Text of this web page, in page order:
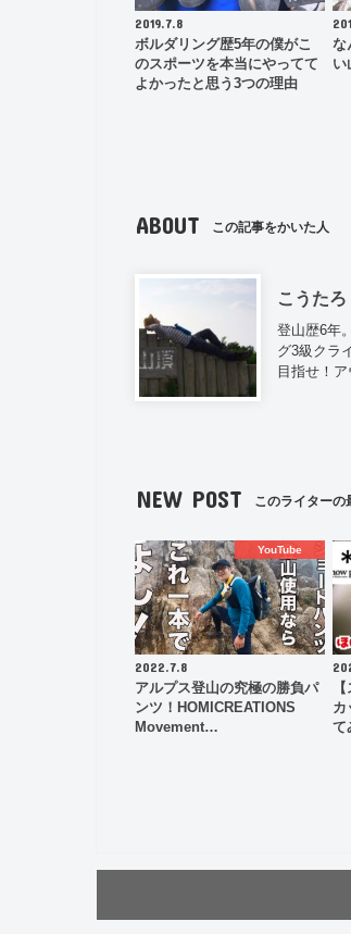
2019.7.8
ボルダリング歴5年の僕がこ
のスポーツを本当にやってて
よかったと思う3つの理由
な
い
ABOUT この記事をかいた人
こうたろ
登山歴6年
グ3級クラ
目指せ！
NEW POST このライターの
YouTube
2022.7.8
アルプス登山の究極の勝負パ
ンツ！HOMICREATIONS
Movement…
カ
て